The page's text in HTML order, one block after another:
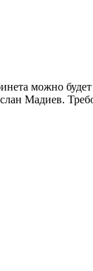
можно
Мадиев.